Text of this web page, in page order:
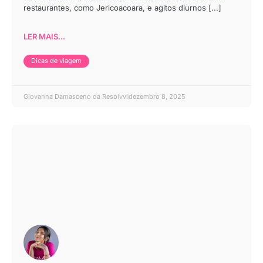
restaurantes, como Jericoacoara, e agitos diurnos [...]
LER MAIS...
Dicas de viagem
Giovanna Damasceno da Resolvvidezembro 8, 2025